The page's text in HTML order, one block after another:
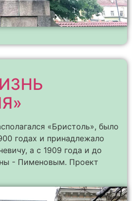
«Бристоль», было
годах и принадлежало
а с 1909 года и до
- Пименовым. Проект